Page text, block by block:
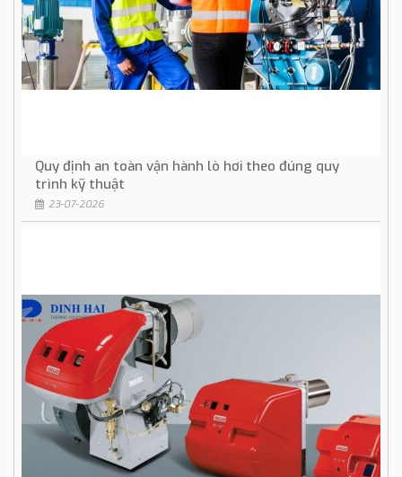
Quy định an toàn vận hành lò hơi theo đúng quy
trình kỹ thuật
23-07-2026